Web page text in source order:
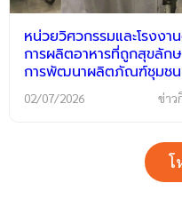
หน่วยวิศวกรรมและโรงง
การผลิตอาหารที่ถูกสุขลัก
การพัฒนาผลิตภัณฑ์ชุมชน
02/07/2026 ข่าว
โ